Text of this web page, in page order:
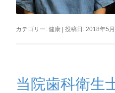
カテゴリー:健康 | 投稿日: 2018年5
当院歯科衛生